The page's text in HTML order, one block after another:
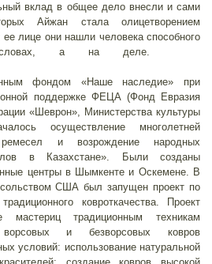
вклад в общее дело внесли и сами
Айжан стала олицетворением
лице они нашли человека способного
словах, а на деле.
фондом «Наше наследие» при
поддержке ФЕЦА (Фонд Евразия
«Шеврон», Министерства культуры
осуществление многолетней
и возрождение народных
в Казахстане». Были созданы
центры в Шымкенте и Оскемене. В
США был запущен проект по
ковроткачества. Проект
мастериц традиционным техникам
ворсовых и безворсовых ковров
условий: использование натуральной